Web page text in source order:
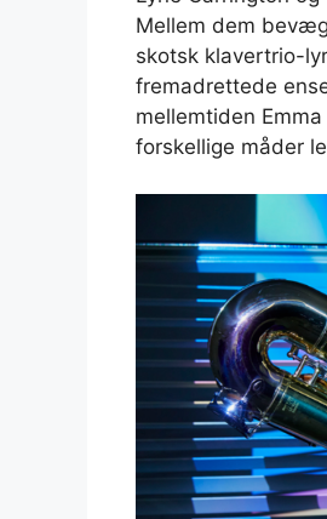
Mellem dem
skotsk klavertrio-
fremadrettede
mellemtiden
forskellige måder